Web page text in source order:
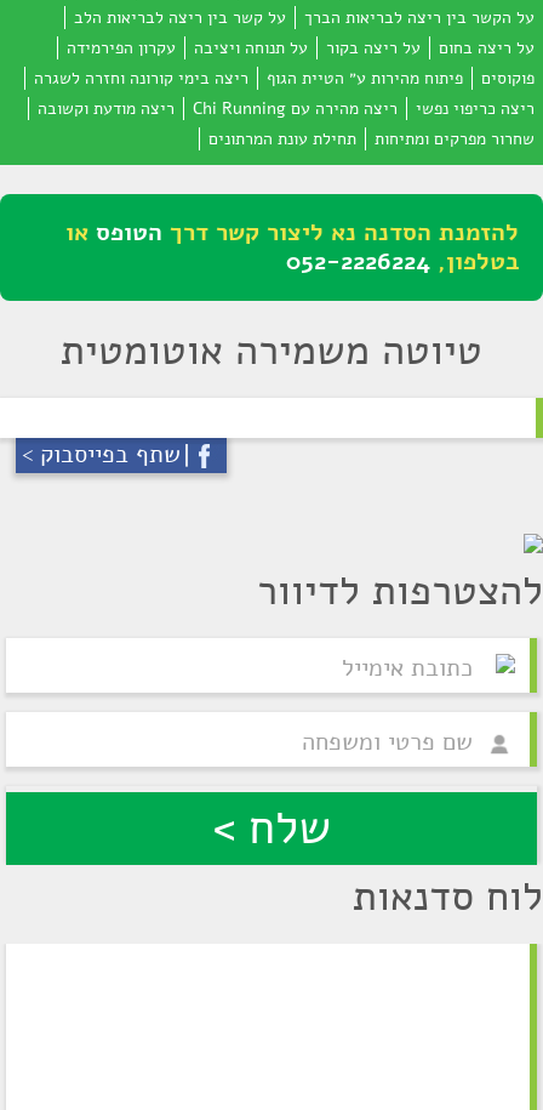
על הקשר בין ריצה לבריאות הברך
על קשר בין ריצה לבריאות הלב
על ריצה בחום
על ריצה בקור על תנוחה ויציבה
עקרון הפירמידה
פוקוסים
פיתוח מהירות ע״ הטיית הגוף
ריצה בימי קורונה וחזרה לשגרה
ריצה כריפוי נפשי
ריצה מהירה עם Chi Running
ריצה מודעת וקשובה
שחרור מפרקים ומתיחות
תחילת עונת המרתונים
להזמנת הסדנה נא ליצור קשר דרך הטופס או
בטלפון, 052-2226224
טיוטה משמירה אוטומטית
שתף בפייסבוק >
להצטרפות לדיוור
לוח סדנאות